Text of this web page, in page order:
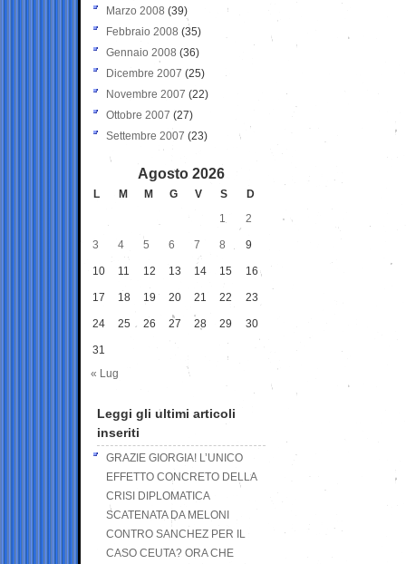
Marzo 2008 (39)
Febbraio 2008 (35)
Gennaio 2008 (36)
Dicembre 2007 (25)
Novembre 2007 (22)
Ottobre 2007 (27)
Settembre 2007 (23)
Agosto 2026
L M M G V S
D
1
2
3 4 5 6 7 8 9
10 11 12 13 14 15 16
17 18 19 20 21 22 23
24 25 26 27 28 29 30
31
« Lug
Leggi gli ultimi articoli
inseriti
GRAZIE GIORGIA! L’UNICO
EFFETTO CONCRETO DELLA
CRISI DIPLOMATICA
SCATENATA DA MELONI
CONTRO SANCHEZ PER IL
CASO CEUTA? ORA CHE